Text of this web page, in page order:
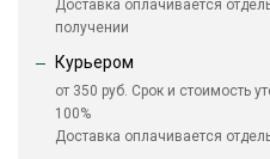
Доставка оплачивается
получении
Курьером
от 350 руб. Срок и стоимость
100%
Доставка оплачивается